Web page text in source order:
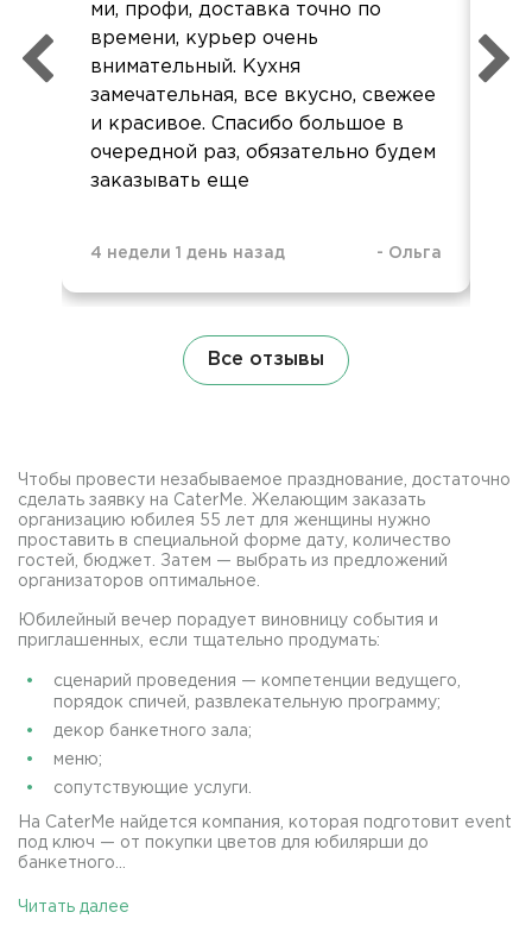
ми, профи, доставка точно по
времени, курьер очень
внимательный. Кухня
замечательная, все вкусно, свежее
и красивое. Спасибо большое в
очередной раз, обязательно будем
заказывать еще
4 недели 1 день назад - Ольга
Все отзывы
Чтобы провести незабываемое празднование, достаточно
сделать заявку на CaterMe. Желающим заказать
организацию юбилея 55 лет для женщины нужно
проставить в специальной форме дату, количество
гостей, бюджет. Затем — выбрать из предложений
организаторов оптимальное.
Юбилейный вечер порадует виновницу события и
приглашенных, если тщательно продумать:
сценарий проведения — компетенции ведущего,
порядок спичей, развлекательную программу;
декор банкетного зала;
меню;
сопутствующие услуги.
На CaterMe найдется компания, которая подготовит event
под ключ — от покупки цветов для юбилярши до
банкетного...
Читать далее